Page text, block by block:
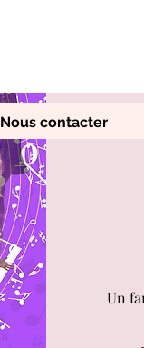
Nous contacter
Un